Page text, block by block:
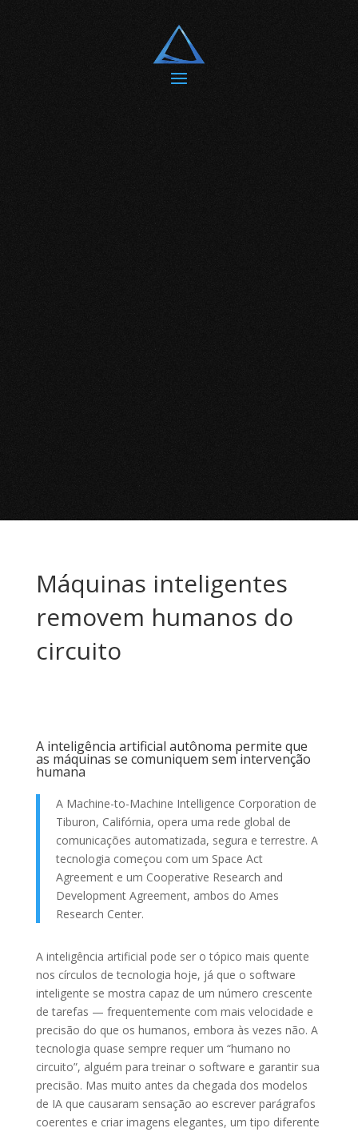
Máquinas inteligentes
removem humanos do
circuito
A inteligência artificial autônoma permite que
as máquinas se comuniquem sem intervenção
humana
A Machine-to-Machine Intelligence Corporation de
Tiburon, Califórnia, opera uma rede global de
comunicações automatizada, segura e terrestre. A
tecnologia começou com um Space Act
Agreement e um Cooperative Research and
Development Agreement, ambos do Ames
Research Center.
A inteligência artificial pode ser o tópico mais quente
nos círculos de tecnologia hoje, já que o software
inteligente se mostra capaz de um número crescente
de tarefas — frequentemente com mais velocidade e
precisão do que os humanos, embora às vezes não. A
tecnologia quase sempre requer um “humano no
circuito”, alguém para treinar o software e garantir sua
precisão. Mas muito antes da chegada dos modelos
de IA que causaram sensação ao escrever parágrafos
coerentes e criar imagens elegantes, um tipo diferente